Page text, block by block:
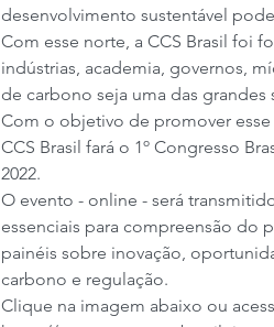
desenvolvimento sustentável
Com esse norte, a CCS Brasil foi
indústrias, academia, governos,
de carbono seja uma das
Com o objetivo de promover
CCS Brasil fará o 1º Congresso
2022.
O evento - online - será
essenciais para compreensão do
painéis sobre inovação,
carbono e regulação.
Clique na imagem abaixo ou